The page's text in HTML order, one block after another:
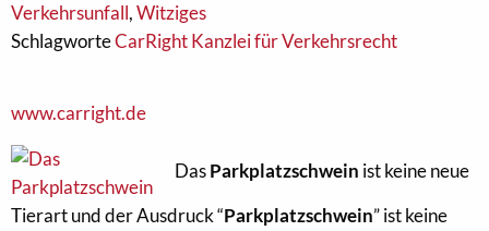
Verkehrsunfall,Witziges
SchlagworteCarRight Kanzlei für Verkehrsrecht
www.carright.de
DasParkplatzschwein ist keine neue
Tierart und der Ausdruck “Parkplatzschwein” ist keine